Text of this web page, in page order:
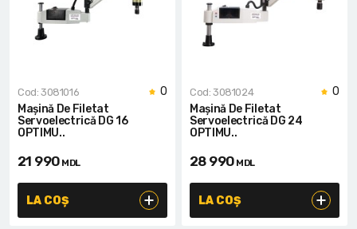
Seturi de scule cu acumulator
Alte scule cu acumulator
0
Cod: 3081016
Mașină De Filetat
Servoelectrică DG 16
OPTIMU..
21 990 MDL
LA COȘ
0
Cod: 3081024
Mașină De Filetat
Servoelectrică DG 24
OPTIMU..
28 990 MDL
LA COȘ